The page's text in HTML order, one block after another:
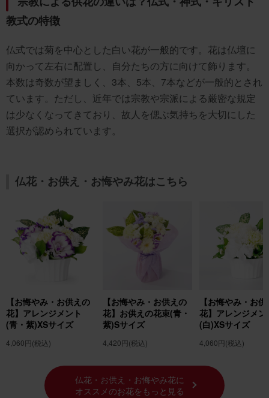
教式の特徴
仏式では菊を中心とした白い花が一般的です。花は仏壇に
向かって左右に配置し、自分たちの方に向けて飾ります。
本数は奇数が望ましく、3本、5本、7本などが一般的とされ
ています。ただし、近年では宗教や宗派による厳密な規定
は少なくなってきており、故人を偲ぶ気持ちを大切にした
選択が認められています。
仏花・お供え・お悔やみ花はこちら
【お悔やみ・お供えの
花】アレンジメント
(青・紫)XSサイズ
4,060円(税込)
【お悔やみ・お供えの
花】お供えの花束(青・
紫)Sサイズ
4,420円(税込)
【お悔やみ・お
花】アレンジメン
(白)XSサイズ
4,060円(税込)
仏花・お供え・お悔やみ花に
オススメのお花をもっと見る